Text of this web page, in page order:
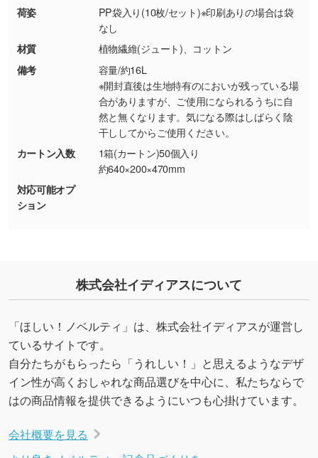
使いたいです
シンプルな背景のデータや、使いたいキャラク
ター部分の輪郭がはっきりしているデータは切
り抜き処理が可能です。→
・持っているデータの背景が足りない／塗り足
しの作り方が分からない
印刷したいデータが印刷範囲よりも小さい場
合、シンプルな色・柄の背景であれば拡張が可
詳しく見る
・デザインにQRコードを入れたい／QRコード
詳しく見る
荷姿
PP袋入り(10枚/セット)※印刷ありの場合は袋
なし
材質
植物繊維(ジュート)、コットン
備考
容量/約16L
※開封直後は生地特有のにおいが残っている場
合がありますが、ご使用になられるうちに自
然と無くなります。気になる際はしばらく陰
干ししてからご使用ください。
カートン入数
1箱(カートン)50個入り
約640×200×470mm
対応可能オプ
ション
株式会社イディアスについて
「ほしい！ノベルティ」は、株式会社イディアスが運営し
ているサイトです。
自分たちがもらったら「うれしい！」と思えるようなデザ
イン性が高くおしゃれな商品選びを中心に、私たちならで
はの商品情報を提供できるようにいつも心掛けています。
会社概要を見る